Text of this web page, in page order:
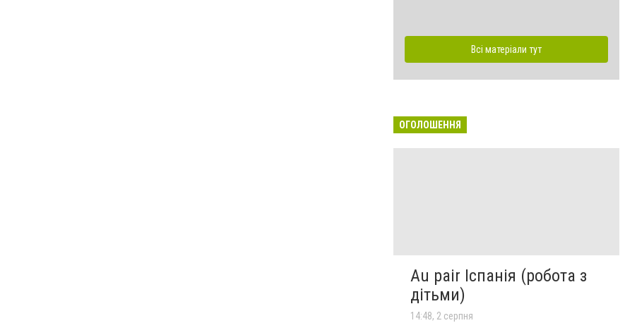
Всі матеріали тут
ОГОЛОШЕННЯ
Au pair Іспанія (робота з
дітьми)
14:48, 2 серпня